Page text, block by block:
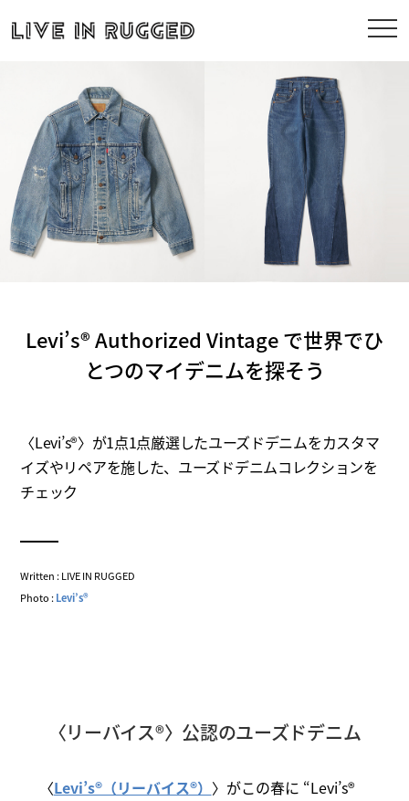
Levi’s® Authorized Vintage で世界でひ
とつのマイデニムを探そう
〈Levi’s®〉が1点1点厳選したユーズドデニムをカスタマ
イズやリペアを施した、ユーズドデニムコレクションを
チェック
Written : LIVE IN RUGGED
Photo :Levi’s®
〈リーバイス®〉公認のユーズドデニム
〈Levi’s®（リーバイス®） 〉がこの春に “Levi’s®